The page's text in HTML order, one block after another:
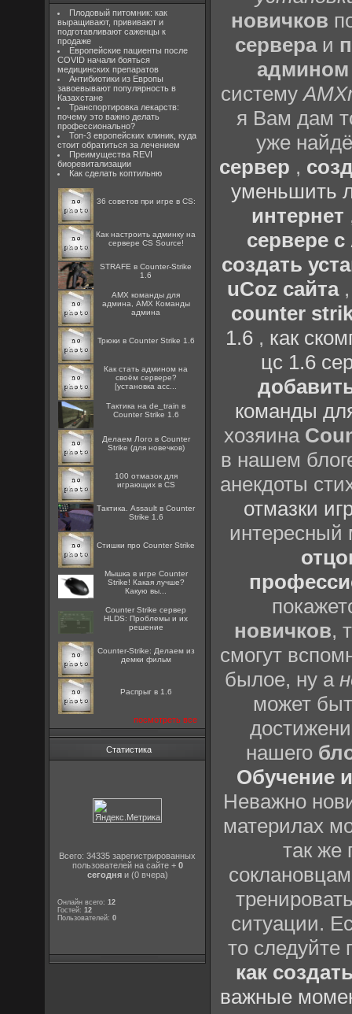
Плодовый питомник: как
выращивают, прививают и
подготавливают саженцы к
продаже
Европейские пациенты после
COVID начали бояться
медицинских препаратов
Антибиотики из Европы
завоевывают популярность в
Казахстане
Транспортировка лекарств:
почему это важно делать
профессионально?
Топ-3 европейских клиник, куда
стоит обратиться за лечением
Преимущества REVI
биоревитализации
Как сделать коптильню
36 советов при игре в CS:
Как настроить админку на
сервере CS Source!
STRAFE в Counter-Strike
1.6
AMX команды для
админа, AMX Команды
админа
Трюки в Counter Strike 1.6
Как стать админом на
своём сервере?
[установка acc...
Тактика на de_train в
Counter Strike 1.6
Делаем Лого в Counter
Strike (для новечков)
100 отмазок для
играющих в CS
Тактика. Assault в Counter
Strike 1.6
Стишки про Counter Strike
Мышка в игре Counter
Strike! Какая лучше?
Какую вы...
Counter Strike сервер
HLDS: Проблемы и их
решение
Counter-Strike: Делаем из
демки фильм
Распрыг в 1.6
посмотреть все
Статистика
Всего: 34335 зарегистрированных
пользователей на сайте + 0
сегодняи (0 вчера)
Онлайн всего:12
Гостей:12
Пользователей:0
новичков
сервераи
админом
систему
я Вам дам
уже
сервер ,
уменьшить
интернет
сервере
создать
uCoz сайта
counter
1.6, как
цс 1.6
команды
хозяина
в нашем
анекдоты
отмазки
интересный
новичков,
смогут
былое, ну а
может
нашего
Обучение
Неважно
материлах
так же
ситуации.
то
как
важные